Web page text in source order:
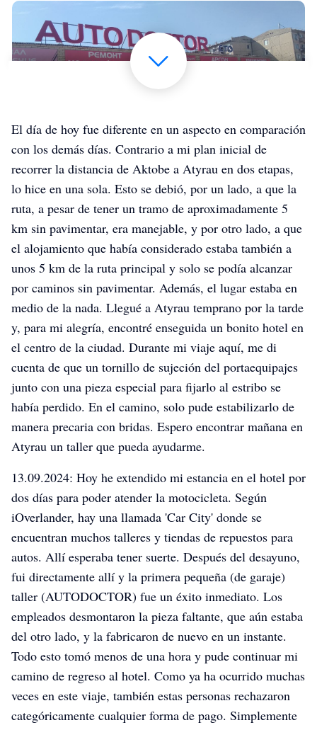
El día de hoy fue diferente en un aspecto en comparación
con los demás días. Contrario a mi plan inicial de
recorrer la distancia de Aktobe a Atyrau en dos etapas,
lo hice en una sola. Esto se debió, por un lado, a que la
ruta, a pesar de tener un tramo de aproximadamente 5
km sin pavimentar, era manejable, y por otro lado, a que
el alojamiento que había considerado estaba también a
unos 5 km de la ruta principal y solo se podía alcanzar
por caminos sin pavimentar. Además, el lugar estaba en
medio de la nada. Llegué a Atyrau temprano por la tarde
y, para mi alegría, encontré enseguida un bonito hotel en
el centro de la ciudad. Durante mi viaje aquí, me di
cuenta de que un tornillo de sujeción del portaequipajes
junto con una pieza especial para fijarlo al estribo se
había perdido. En el camino, solo pude estabilizarlo de
manera precaria con bridas. Espero encontrar mañana en
Atyrau un taller que pueda ayudarme.
13.09.2024: Hoy he extendido mi estancia en el hotel por
dos días para poder atender la motocicleta. Según
iOverlander, hay una llamada 'Car City' donde se
encuentran muchos talleres y tiendas de repuestos para
autos. Allí esperaba tener suerte. Después del desayuno,
fui directamente allí y la primera pequeña (de garaje)
taller (AUTODOCTOR) fue un éxito inmediato. Los
empleados desmontaron la pieza faltante, que aún estaba
del otro lado, y la fabricaron de nuevo en un instante.
Todo esto tomó menos de una hora y pude continuar mi
camino de regreso al hotel. Como ya ha ocurrido muchas
veces en este viaje, también estas personas rechazaron
categóricamente cualquier forma de pago. Simplemente